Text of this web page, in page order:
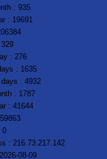
: 935
: 19691
: 276
: 1635
: 4932
: 1787
: 41644
0
: 216.73.217.142
08-09